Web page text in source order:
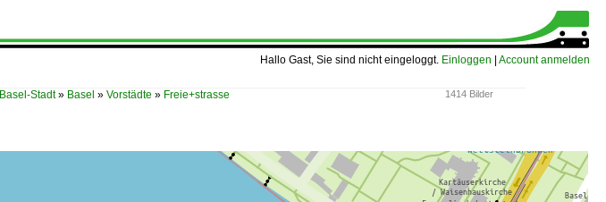
Hallo Gast, Sie sind nicht eingeloggt. Einloggen Account anmelden
1414 Bilder
Basel-Stadt» Basel » Vorstädte » Freie+strasse